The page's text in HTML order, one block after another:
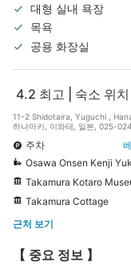
대형 실내 욕장
목욕
공용 화장실
4.2 최고 | 숙소 위치
11-2 Shidotaira, Yuguchi ,
하나마키, 이와테, 일본, 025-
주차
Osawa Onsen Kenji Yukari of self-catering unit
Takamura Kotaro
Takamura Cottage
근처 보기
【 중요 정보 】